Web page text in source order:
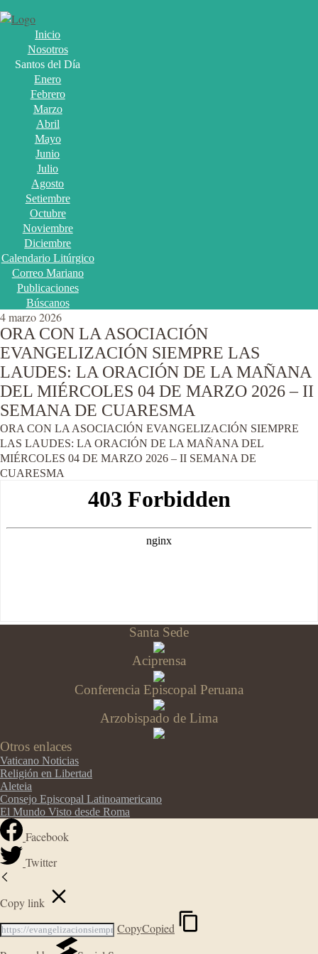
Inicio
Nosotros
Santos del Día
Enero
Febrero
Marzo
Abril
Mayo
Junio
Julio
Agosto
Setiembre
Octubre
Noviembre
Diciembre
Calendario Litúrgico
Correo Mariano
Publicaciones
Búscanos
4 marzo 2026
ORA CON LA ASOCIACIÓN
EVANGELIZACIÓN SIEMPRE LAS
LAUDES: LA ORACIÓN DE LA MAÑANA
DEL MIÉRCOLES 04 DE MARZO 2026 – II
SEMANA DE CUARESMA
ORA CON LA ASOCIACIÓN EVANGELIZACIÓN SIEMPRE
LAS LAUDES: LA ORACIÓN DE LA MAÑANA DEL
MIÉRCOLES 04 DE MARZO 2026 – II SEMANA DE
CUARESMA
Santa Sede
Aciprensa
Conferencia Episcopal Peruana
Arzobispado de Lima
Otros enlaces
Vaticano Noticias
Religión en Libertad
Aleteia
Consejo Episcopal Latinoamericano
El Mundo Visto desde Roma
Facebook
Twitter
Copy link
CopyCopied